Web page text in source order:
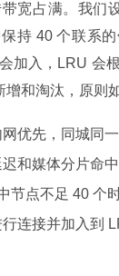
宽占满。我们
持 40 个联系
加入，LRU 会
和淘汰，原则
优先，同城同
和媒体分片命中
节点不足 40 个
连接并加入到